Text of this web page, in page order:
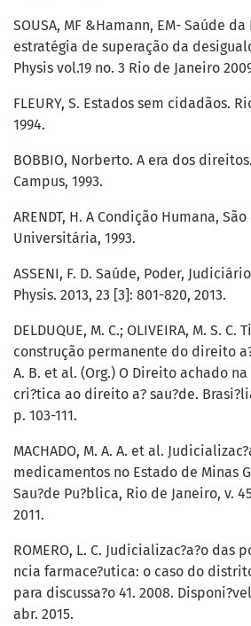
SOUSA, MF &Hamann, EM- Saúde
estratégia de superação da
Physis vol.19 no. 3 Rio de Janeiro
FLEURY, S. Estados sem cidadãos.
1994.
BOBBIO, Norberto. A era dos
Campus, 1993.
ARENDT, H. A Condição Humana,
Universitária, 1993.
ASSENI, F. D. Saúde, Poder,
Physis. 2013, 23 [3]: 801-820, 2013.
DELDUQUE, M. C.; OLIVEIRA, M. S.
construção permanente do direito a?
A. B. et al. (Org.) O Direito achado
cri?tica ao direito a? sau?de.
p. 103-111.
MACHADO, M. A. A. et al.
medicamentos no Estado de Minas
Sau?de Pu?blica, Rio de Janeiro, v.
2011.
ROMERO, L. C. Judicializac?a?o das
ncia farmace?utica: o caso do
para discussa?o 41. 2008.
abr. 2015.